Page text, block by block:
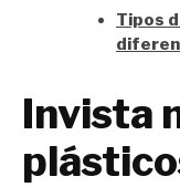
Tipos
Invista